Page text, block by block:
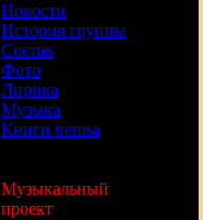
Новости
История группы
Состав
Фото
Лирика
Музыка
Книги tremsa
Музыкальный
проект